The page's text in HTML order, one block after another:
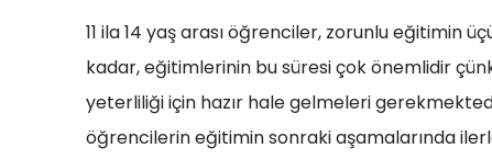
11 ila 14 yaş arası öğrenciler, zorunlu eğitimin
kadar, eğitimlerinin bu süresi çok önemlidir
yeterliliği için hazır hale gelmeleri
öğrencilerin eğitimin sonraki aşamalarında